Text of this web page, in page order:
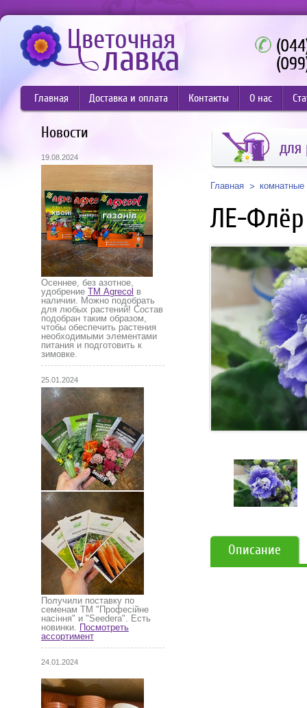
Главная Доставка и оплата Контакты О нас
Новости
19.08.2024
Осеннее, без азотное,
удобрение ТМ Agrecol в
наличии. Можно подобрать
для любых растений! Состав
подобран таким образом,
чтобы обеспечить растения
необходимыми элементами
питания и подготовить к
зимовке.
25.01.2024
Получили поставку по
семенам ТМ "Професійне
насіння" и "Seedera". Есть
новинки. Посмотреть
ассортимент
24.01.2024
для
Главная комнатные
ЛЕ-Флёр
Описание